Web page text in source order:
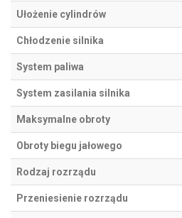
Ułożenie cylindrów
Chłodzenie silnika
System paliwa
System zasilania silnika
Maksymalne obroty
Obroty biegu jałowego
Rodzaj rozrządu
Przeniesienie rozrządu